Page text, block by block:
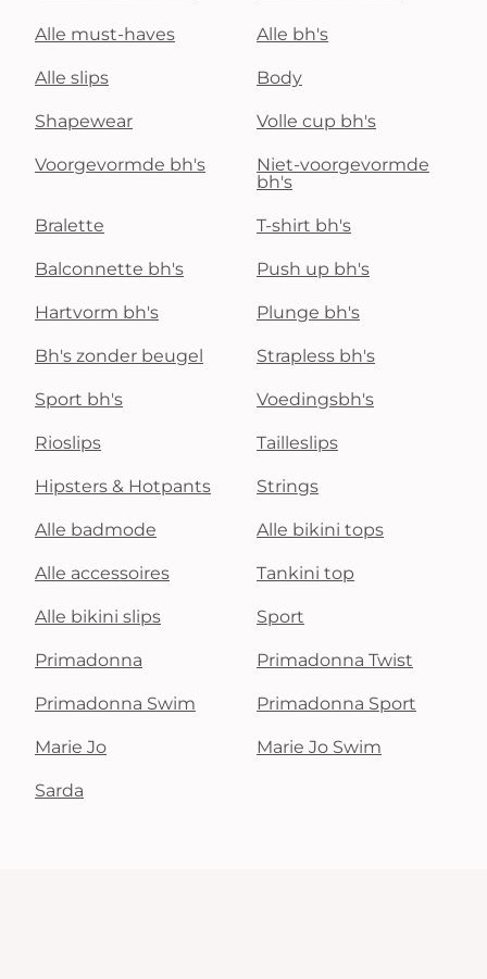
Alle must-haves Alle bh's
Alle slips Body
Shapewear Volle cup bh's
Voorgevormde bh's
Niet-voorgevormde
bh's
Bralette T-shirt bh's
Balconnette bh's Push up bh's
Hartvorm bh's Plunge bh's
Bh's zonder beugel Strapless bh's
Sport bh's Voedingsbh's
Rioslips Tailleslips
Hipsters & Hotpants Strings
Alle badmode Alle bikini tops
Alle accessoires Tankini top
Alle bikini slips Sport
Primadonna Primadonna Twist
Primadonna Swim Primadonna Sport
Marie Jo Marie Jo Swim
Sarda